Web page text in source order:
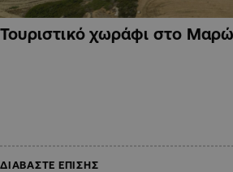
Τουριστικό χωράφι στο
ΔΙΑΒΑΣΤΕ ΕΠΙΣΗΣ